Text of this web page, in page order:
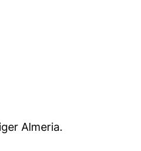
Almeria.